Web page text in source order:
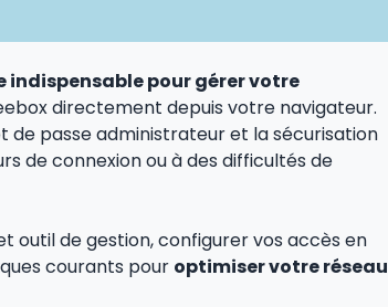
indispensable pour gérer votre
directement depuis votre navigateur.
passe administrateur et la sécurisation
de connexion ou à des difficultés de
outil de gestion, configurer vos accès en
courants pour optimiser votre réseau